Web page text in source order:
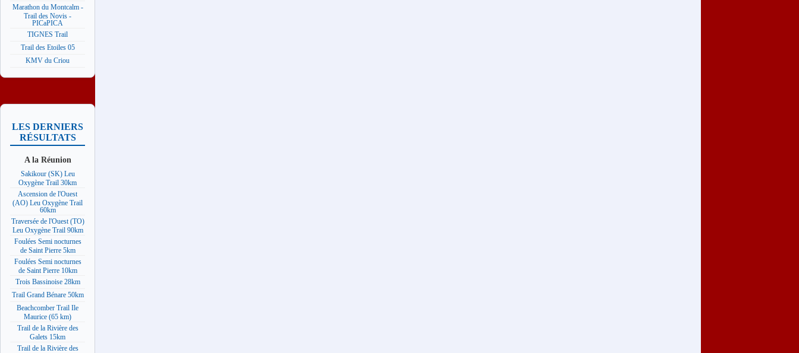
Marathon du Montcalm -
Trail des Novis -
PICaPICA
TIGNES Trail
Trail des Etoiles 05
KMV du Criou
LES DERNIERS
RÉSULTATS
A la Réunion
Sakikour (SK) Leu
Oxygène Trail 30km
Ascension de l'Ouest
(AO) Leu Oxygène Trail
60km
Traversée de l'Ouest (TO)
Leu Oxygène Trail 90km
Foulées Semi nocturnes
de Saint Pierre 5km
Foulées Semi nocturnes
de Saint Pierre 10km
Trois Bassinoise 28km
Trail Grand Bénare 50km
Beachcomber Trail Ile
Maurice (65 km)
Trail de la Rivière des
Galets 15km
Trail de la Rivière des